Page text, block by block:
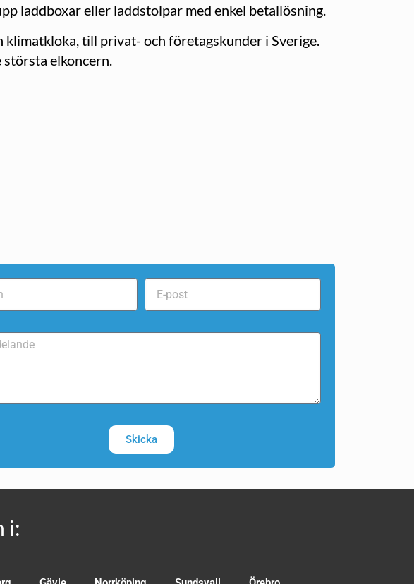
laddboxar eller laddstolpar med enkel betallösning.
till privat- och företagskunder i Sverige.
elkoncern.
Skicka
i: